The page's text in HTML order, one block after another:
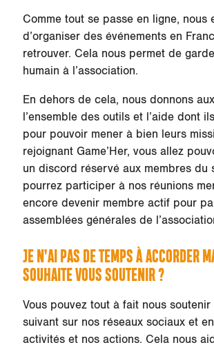
Comme tout se passe en ligne, nous
d’organiser des événements en
retrouver. Cela nous permet de
humain à l’association.
En dehors de cela, nous donnons
l’ensemble des outils et l’aide dont
pour pouvoir mener à bien leurs
rejoignant Game’Her, vous allez
un discord réservé aux membres du
pourrez participer à nos réunions
encore devenir membre actif pour
assemblées générales de
JE N’AI PAS DE TEMPS À ACCORDER
SOUHAITE VOUS SOUTENIR ?
Vous pouvez tout à fait nous soutenir
suivant sur nos réseaux sociaux et
activités et nos actions. Cela nous